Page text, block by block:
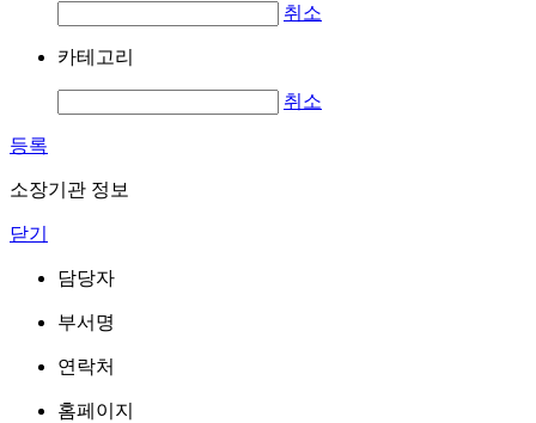
취소
카테고리
취소
등록
소장기관 정보
닫기
담당자
부서명
연락처
홈페이지